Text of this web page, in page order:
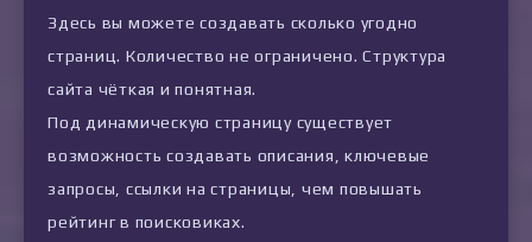
Здесь вы можете создавать сколько угодно
страниц. Количество не ограничено. Структура
сайта чёткая и понятная.
Под динамическую страницу существует
возможность создавать описания, ключевые
запросы, ссылки на страницы, чем повышать
рейтинг в поисковиках.